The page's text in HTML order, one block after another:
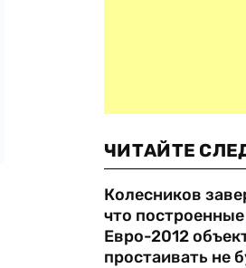
ЧИТАЙТЕ
Колесников
что построенные
Евро-2012
простаивать не